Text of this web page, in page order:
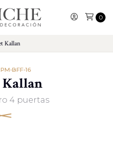
0
Kallan
BFF-16
4 puertas